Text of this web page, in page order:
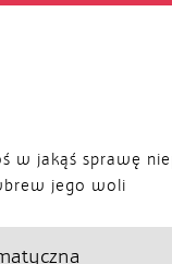
w jakąś sprawę
jego woli